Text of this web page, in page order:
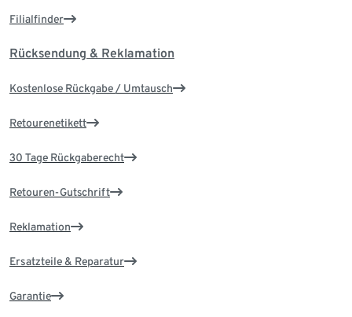
Filialfinder
Rücksendung & Reklamation
Kostenlose Rückgabe / Umtausch
Retourenetikett
30 Tage Rückgaberecht
Retouren-Gutschrift
Reklamation
Ersatzteile & Reparatur
Garantie